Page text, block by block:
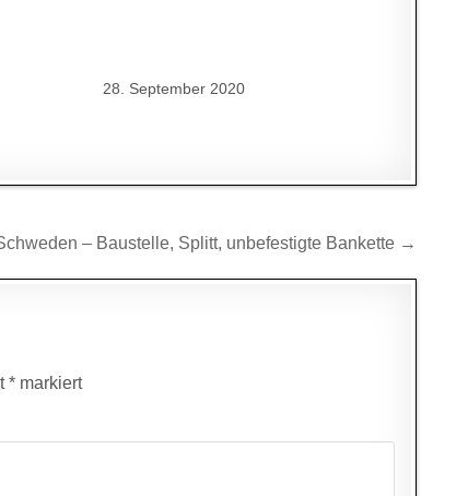
28. September 2020
– Baustelle, Splitt, unbefestigte Bankette →
* markiert